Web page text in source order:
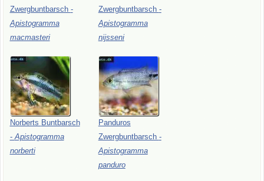
Zwergbuntbarsch -
Apistogramma
macmasteri
Zwergbuntbarsch -
Apistogramma
nijsseni
Norberts Buntbarsch
- Apistogramma
norberti
Panduros
Zwergbuntbarsch -
Apistogramma
panduro